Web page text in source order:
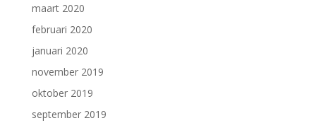
maart 2020
februari 2020
januari 2020
november 2019
oktober 2019
september 2019